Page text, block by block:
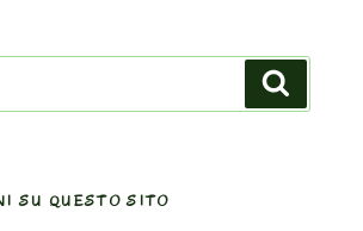
SU QUESTO SITO